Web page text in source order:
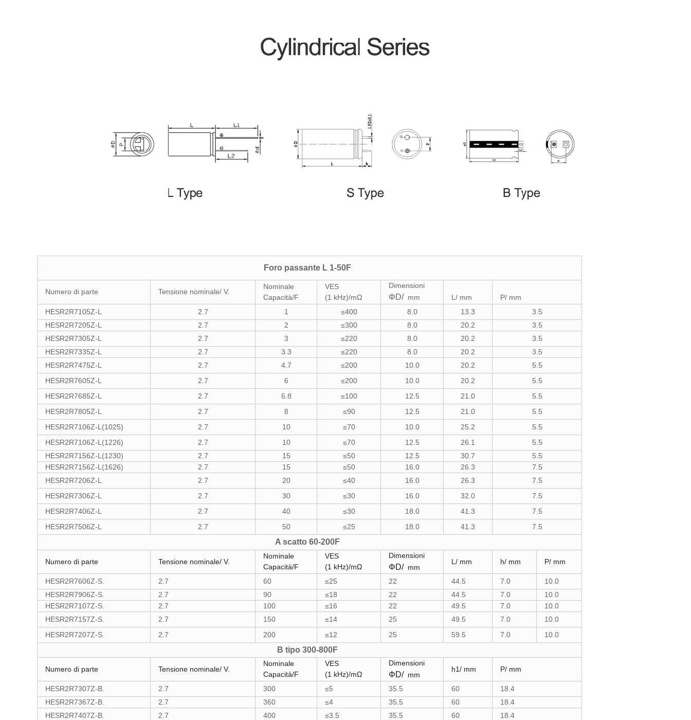
Foro passante L 1-50F
Numero di parte Tensione nominale/ V.
Nominale
Capacità/F
VES
(1 kHz)/mΩ
Dimensioni
ΦD/ mm L/ mm
P/ mm
HESR2R7105Z-L
2.7 1 ≤400 8.0 13.3
3.5
HESR2R7205Z-L
2.7 2 ≤300 8.0 20.2
3.5
HESR2R7305Z-L
2.7 3 ≤220 8.0 20.2
3.5
HESR2R7335Z-L
2.7 3.3 ≤220 8.0 20.2
3.5
HESR2R7475Z-L
2.7 4.7 ≤200 10.0 20.2
5.5
HESR2R7605Z-L
2.7 6 ≤200 10.0 20.2
5.5
HESR2R7685Z-L
2.7 6.8 ≤100 12.5 21.0
5.5
HESR2R7805Z-L
2.7 8 ≤90 12.5 21.0
5.5
HESR2R7106Z-L(1025)
2.7 10 ≤70 10.0 25.2
5.5
HESR2R7106Z-L(1226)
2.7 10 ≤70 12.5 26.1
5.5
HESR2R7156Z-L(1230)
2.7 15 ≤50 12.5 30.7
5.5
HESR2R7156Z-L(1626)
2.7 15 ≤50 16.0 26.3
7.5
HESR2R7206Z-L
2.7 20 ≤40 16.0 26.3
7.5
HESR2R7306Z-L
2.7 30 ≤30 16.0 32.0
7.5
HESR2R7406Z-L
2.7 40 ≤30 18.0 41.3
7.5
HESR2R7506Z-L
2.7 50 ≤25 18.0 41.3 7.5
A scatto 60-200F
Numero di parte Tensione nominale/ V.
Nominale
Capacità/F
VES
(1 kHz)/mΩ
Dimensioni
ΦD/ mm
L/ mm h/ mm P/ mm
HESR2R7606Z-S. 2.7 60 ≤25 22 44.5 7.0
10.0
HESR2R7906Z-S.
2.7 90 ≤18 22 44.5 7.0
10.0
HESR2R7107Z-S.
2.7 100 ≤16 22 49.5 7.0
10.0
HESR2R7157Z-S.
2.7 150 ≤14 25 49.5 7.0
10.0
HESR2R7207Z-S.
2.7 200 ≤12 25 59.5 7.0 10.0
B tipo 300-800F
Numero di parte Tensione nominale/ V.
Nominale
Capacità/F
VES
(1 kHz)/mΩ
Dimensioni
ΦD/ mm
h1/ mm P/ mm
HESR2R7307Z-B. 2.7 300 ≤5 35.5 60
18.4
HESR2R7367Z-B.
2.7 360 ≤4 35.5 60
18.4
HESR2R7407Z-B.
2.7 400 ≤3.5 35.5 60 18.4